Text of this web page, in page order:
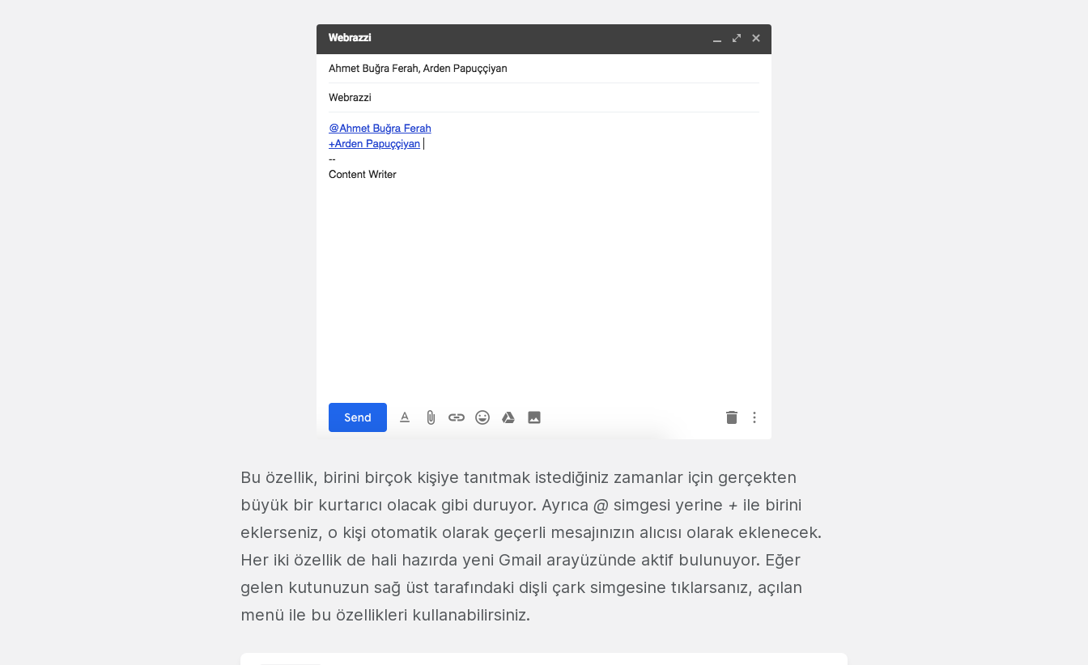
Bu özellik, birini birçok kişiye tanıtmak istediğiniz zamanlar için gerçekten
büyük bir kurtarıcı olacak gibi duruyor. Ayrıca @ simgesi yerine + ile birini
eklerseniz, o kişi otomatik olarak geçerli mesajınızın alıcısı olarak eklenecek.
Her iki özellik de hali hazırda yeni Gmail arayüzünde aktif bulunuyor. Eğer
gelen kutunuzun sağ üst tarafındaki dişli çark simgesine tıklarsanız, açılan
menü ile bu özellikleri kullanabilirsiniz.